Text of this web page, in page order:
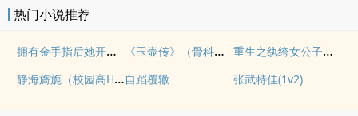
热门小说推荐
拥有金手指后她开始为所欲为（nph） 《玉壶传》（骨科）（兄妹）（np）
重生之纨绔女公子（NPH）
静海旖旎（校园高H）自蹈覆辙 张武特佳(1v2)